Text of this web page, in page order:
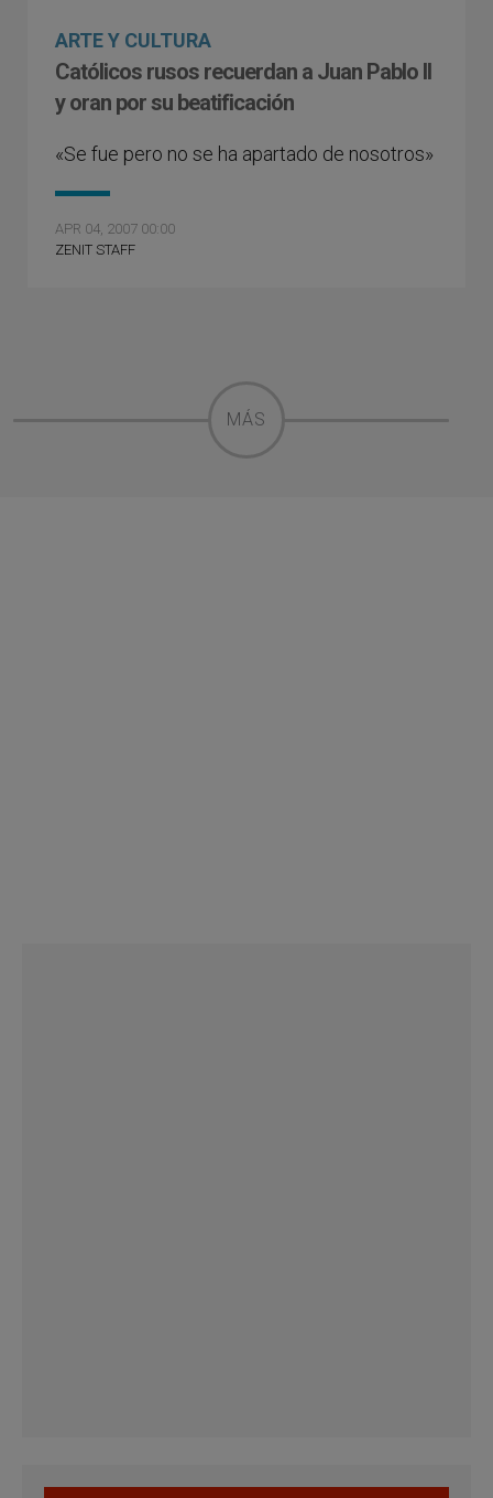
ARTE Y CULTURA
Católicos rusos recuerdan a Juan Pablo II
y oran por su beatificación
«Se fue pero no se ha apartado de nosotros»
APR 04, 2007 00:00
ZENIT STAFF
MÁS